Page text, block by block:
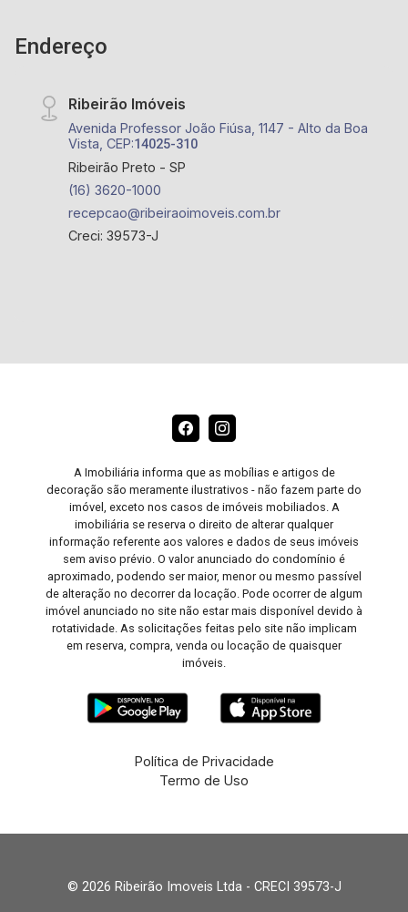
Endereço
Ribeirão Imóveis
Avenida Professor João Fiúsa, 1147 - Alto da Boa
Vista, CEP:14025-310
Ribeirão Preto - SP
(16) 3620-1000
recepcao@ribeiraoimoveis.com.br
Creci: 39573-J
A Imobiliária informa que as mobílias e artigos de
decoração são meramente ilustrativos - não fazem parte do
imóvel, exceto nos casos de imóveis mobiliados. A
imobiliária se reserva o direito de alterar qualquer
informação referente aos valores e dados de seus imóveis
sem aviso prévio. O valor anunciado do condomínio é
aproximado, podendo ser maior, menor ou mesmo passível
de alteração no decorrer da locação. Pode ocorrer de algum
imóvel anunciado no site não estar mais disponível devido à
rotatividade. As solicitações feitas pelo site não implicam
em reserva, compra, venda ou locação de quaisquer
imóveis.
Política de Privacidade
Termo de Uso
© 2026 Ribeirão Imoveis Ltda - CRECI 39573-J